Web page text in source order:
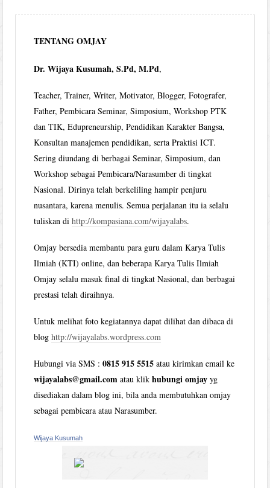
TENTANG OMJAY
Dr. Wijaya Kusumah, S.Pd, M.Pd,
Teacher, Trainer, Writer, Motivator, Blogger, Fotografer,
Father, Pembicara Seminar, Simposium, Workshop PTK
dan TIK, Edupreneurship, Pendidikan Karakter Bangsa,
Konsultan manajemen pendidikan, serta Praktisi ICT.
Sering diundang di berbagai Seminar, Simposium, dan
Workshop sebagai Pembicara/Narasumber di tingkat
Nasional. Dirinya telah berkeliling hampir penjuru
nusantara, karena menulis. Semua perjalanan itu ia selalu
tuliskan dihttp://kompasiana.com/wijayalabs.
Omjay bersedia membantu para guru dalam Karya Tulis
Ilmiah (KTI) online, dan beberapa Karya Tulis Ilmiah
Omjay selalu masuk final di tingkat Nasional, dan berbagai
prestasi telah diraihnya.
Untuk melihat foto kegiatannya dapat dilihat dan dibaca di
bloghttp://wijayalabs.wordpress.com
Hubungi via SMS :0815 915 5515 atau kirimkan email ke
wijayalabs@gmail.com atau klikhubungi omjay yg
disediakan dalam blog ini, bila anda membutuhkan omjay
sebagai pembicara atau Narasumber.
Wijaya Kusumah